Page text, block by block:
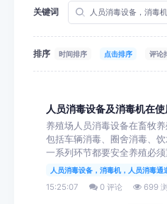
关键词
排序 时间排序 点击排序 评论
人员消毒设备及消毒机在使
养殖场人员消毒设备在畜牧
包括车辆消毒、圈舍消毒、
一系列环节都要安全养殖必须
人员消毒设备，消毒机，人员消毒通
15:25:07
0 评论 699